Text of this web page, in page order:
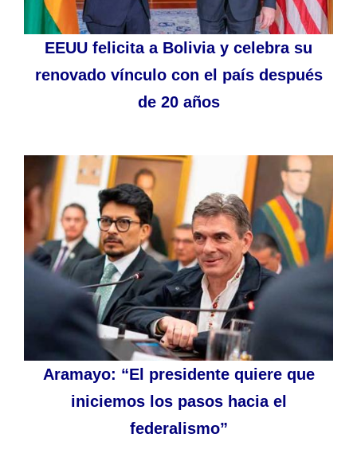
EEUU felicita a Bolivia y celebra su
renovado vínculo con el país después
de 20 años
Aramayo: “El presidente quiere que
iniciemos los pasos hacia el
federalismo”